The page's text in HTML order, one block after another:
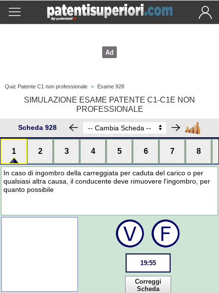
Quiz Patente C1 non professionale > Esame 928
SIMULAZIONE ESAME PATENTE C1-C1E NON
PROFESSIONALE
Scheda 928
1 2 3 4 5 6 7 8
In caso di ingombro della carreggiata per caduta del carico o per
qualsiasi altra causa, il conducente deve rimuovere l'ingombro, per
quanto possibile
19:55
Correggi
Scheda